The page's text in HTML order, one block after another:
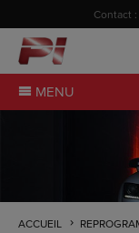
Contact :
MENU
ACCUEIL